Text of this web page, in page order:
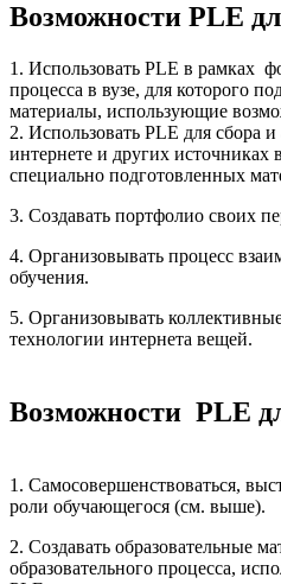
Возможности PLE
1. Использовать PLE в рамках
процесса в вузе, для которого
материалы, использующие
2. Использовать PLE для сбора
интернете и других
специально подготовленных
3. Создавать портфолио своих
4. Организовывать процесс
обучения.
5. Организовывать
технологии интернета вещей.
Возможности PLE
1. Самосовершенствоваться,
роли обучающегося (см. выше).
2. Создавать образовательные
образовательного процесса,